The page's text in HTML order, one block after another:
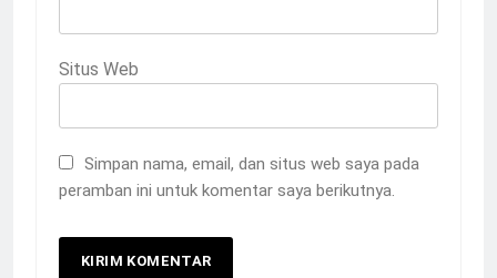
Situs Web
Simpan nama, email, dan situs web saya pada
peramban ini untuk komentar saya berikutnya.